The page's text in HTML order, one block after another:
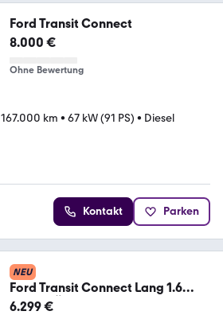
Ford Transit Connect
8.000 €
Ohne Bewertung
167.000 km • 67 kW (91 PS) • Diesel
Kontakt Parken
NEU
Ford Transit Connect Lang 1.6
TDCi *TÜV 07/2028*
6.299 €